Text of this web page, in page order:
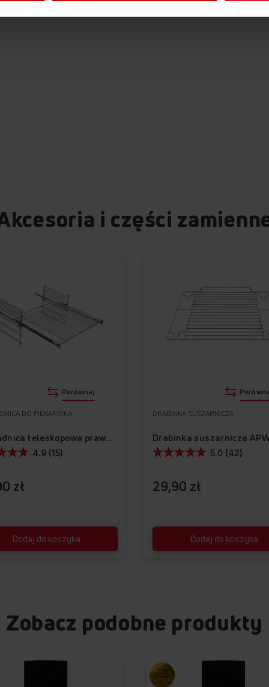
i części
zł
DO PIEKARNIKA
Prowadnica teleskopowa prawa APG1002
Dodaj do koszyka
4.9 (15)
Porównaj
29,90 zł
DRABINKA SUSZARNICZA
Drabinka suszarnicza
Dodaj do koszyka
5.0 (42)
Zobacz podobne produkty